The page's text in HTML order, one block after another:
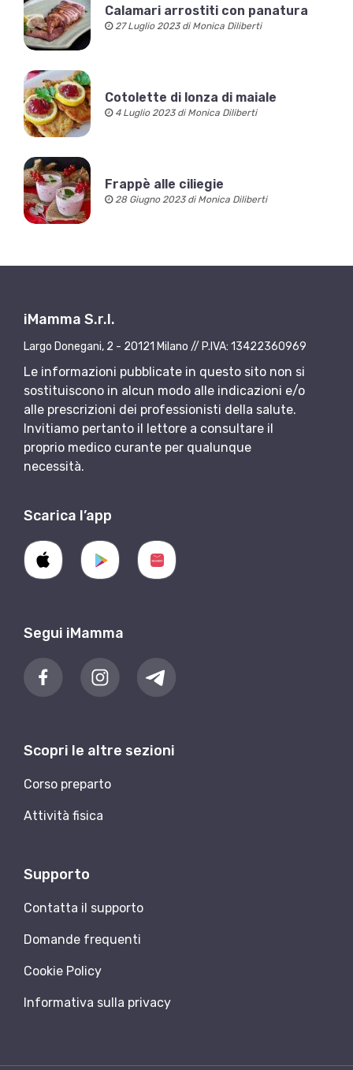
Calamari arrostiti con panatura
27 Luglio 2023 di Monica Diliberti
Cotolette di lonza di maiale
4 Luglio 2023 di Monica Diliberti
Frappè alle ciliegie
28 Giugno 2023 di Monica Diliberti
iMamma S.r.l.
Largo Donegani, 2 - 20121 Milano // P.IVA: 13422360969
Le informazioni pubblicate in questo sito non si
sostituiscono in alcun modo alle indicazioni e/o
alle prescrizioni dei professionisti della salute.
Invitiamo pertanto il lettore a consultare il
proprio medico curante per qualunque
necessità.
Scarica l’app
Segui iMamma
Scopri le altre sezioni
Corso preparto
Attività fisica
Supporto
Contatta il supporto
Domande frequenti
Cookie Policy
Informativa sulla privacy